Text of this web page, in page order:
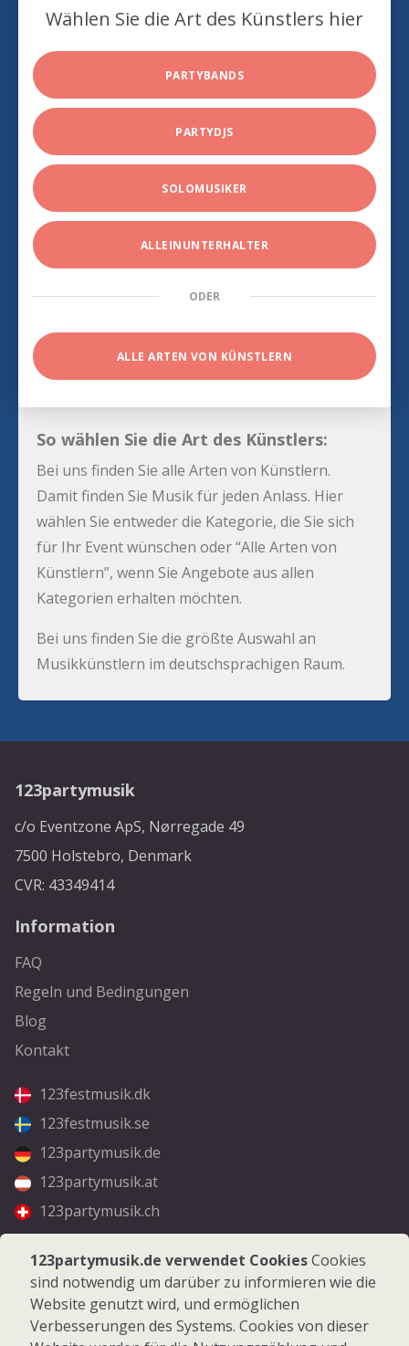
Wählen Sie die Art des Künstlers hier
PARTYBANDS
PARTYDJS
SOLOMUSIKER
ALLEINUNTERHALTER
ODER
ALLE ARTEN VON KÜNSTLERN
So wählen Sie die Art des Künstlers:
Bei uns finden Sie alle Arten von Künstlern.
Damit finden Sie Musik für jeden Anlass. Hier
wählen Sie entweder die Kategorie, die Sie sich
für Ihr Event wünschen oder “Alle Arten von
Künstlern”, wenn Sie Angebote aus allen
Kategorien erhalten möchten.
Bei uns finden Sie die größte Auswahl an
Musikkünstlern im deutschsprachigen Raum.
123partymusik
c/o Eventzone ApS, Nørregade 49
7500 Holstebro, Denmark
CVR: 43349414
Information
FAQ
Regeln und Bedingungen
Blog
Kontakt
123festmusik.dk
123festmusik.se
123partymusik.de
123partymusik.at
123partymusik.ch
Folgen Sie uns
Facebook
Instagram
123partymusik.de verwendet CookiesCookies
sind notwendig um darüber zu informieren wie die
Website genutzt wird, und ermöglichen
Verbesserungen des Systems. Cookies von dieser